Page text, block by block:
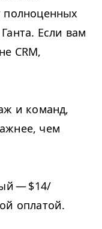
полноценных
Если вам
CRM,
и команд,
чем
— $14/​
оплатой.